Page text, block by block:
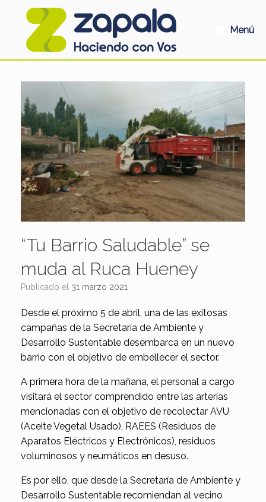
Menú
“Tu Barrio Saludable” se
muda al Ruca Hueney
Publicado el 31 marzo 2021
Desde el próximo 5 de abril, una de las exitosas
campañas de la Secretaría de Ambiente y
Desarrollo Sustentable desembarca en un nuevo
barrio con el objetivo de embellecer el sector.
A primera hora de la mañana, el personal a cargo
visitará el sector comprendido entre las arterias
mencionadas con el objetivo de recolectar AVU
(Aceite Vegetal Usado), RAEES (Residuos de
Aparatos Eléctricos y Electrónicos), residuos
voluminosos y neumáticos en desuso.
Es por ello, que desde la Secretaría de Ambiente y
Desarrollo Sustentable recomiendan al vecino